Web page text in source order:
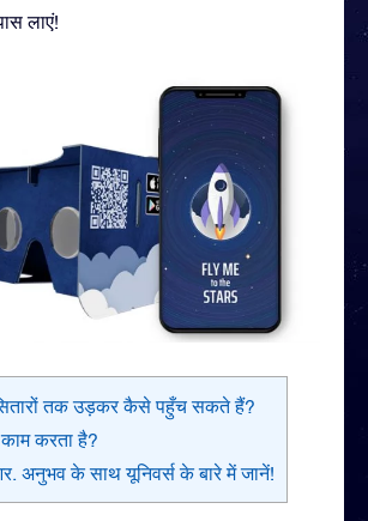
लाएं!
तक उड़कर कैसे पहुँच सकते हैं?
करता है?
अनुभव के साथ यूनिवर्स के बारे में जानें!